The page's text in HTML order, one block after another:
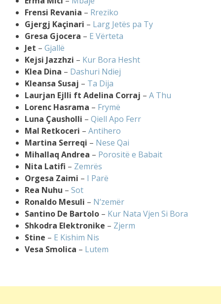
Frensi Revania – Rreziko
Gjergj Kaçinari – Larg Jetës pa Ty
Gresa Gjocera – E Vërteta
Jet – Gjallë
Kejsi Jazzhzi – Kur Bora Hesht
Klea Dina – Dashuri Ndiej
Kleansa Susaj – Ta Dija
Laurjan Ejlli ft Adelina Corraj – A Thu
Lorenc Hasrama – Frymë
Luna Çausholli – Qiell Apo Ferr
Mal Retkoceri – Antihero
Martina Serreqi – Nese Qai
Mihallaq Andrea – Porositë e Babait
Nita Latifi – Zemrës
Orgesa Zaimi – I Parë
Rea Nuhu – Sot
Ronaldo Mesuli – N’zemër
Santino De Bartolo – Kur Nata Vjen Si Bora
Shkodra Elektronike – Zjerm
Stine – E Kishim Nis
Vesa Smolica – Lutem